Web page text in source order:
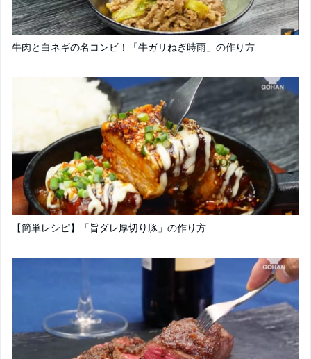
牛肉と白ネギの名コンビ！「牛ガリねぎ時雨」の作り方
【簡単レシピ】「旨ダレ厚切り豚」の作り方